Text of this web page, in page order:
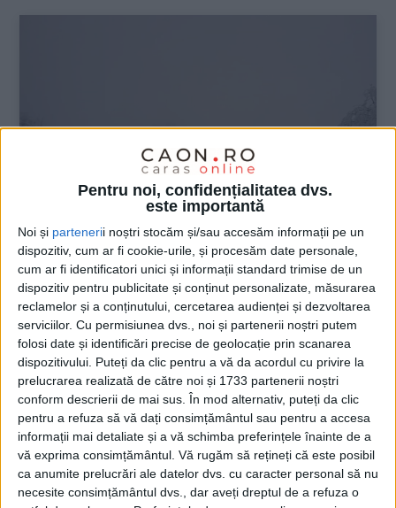
Pentru noi, confidențialitatea dvs.
este importantă
Noi și partenerii noștri stocăm și/sau accesăm informații pe un
dispozitiv, cum ar fi cookie-urile, și procesăm date personale,
cum ar fi identificatori unici și informații standard trimise de un
dispozitiv pentru publicitate și conținut personalizate, măsurarea
reclamelor și a conținutului, cercetarea audienței și dezvoltarea
serviciilor. Cu permisiunea dvs., noi și partenerii noștri putem
folosi date și identificări precise de geolocație prin scanarea
dispozitivului. Puteți da clic pentru a vă da acordul cu privire la
prelucrarea realizată de către noi și 1733 partenerii noștri
conform descrierii de mai sus. În mod alternativ, puteți da clic
pentru a refuza să vă dați consimțământul sau pentru a accesa
informații mai detaliate și a vă schimba preferințele înainte de a
vă exprima consimțământul. Vă rugăm să rețineți că este posibil
ca anumite prelucrări ale datelor dvs. cu caracter personal să nu
necesite consimțământul dvs., dar aveți dreptul de a refuza o
ŞTIRILE JUDEŢULUI CARAŞ-SEVERIN
Turism de-o zi pe Semenic! M-aş muta
pe pârtie!
31 DECEMBRIE 2019, 03:23 PM 5 MINUTE DE CITIRE
MUNTELE SEMENIC – Căderile de zăpadă de săptămâna
trecută au fost suficiente pentru a acoperi pârtiile de pe
Semenic, astfel încât administratorii lor au putut deschide
sezonul de schi.